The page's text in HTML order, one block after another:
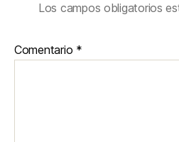
Los campos obligatorios
Comentario *